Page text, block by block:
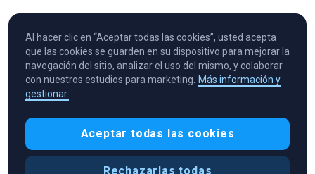
Cryptocurrency in Every Wallet™
Al hacer clic en “Aceptar todas las cookies”, usted acepta
que las cookies se guarden en su dispositivo para mejorar la
navegación del sitio, analizar el uso del mismo, y colaborar
con nuestros estudios para marketing. Más información y
gestionar.
Aceptar todas las cookies
Rechazarlas todas